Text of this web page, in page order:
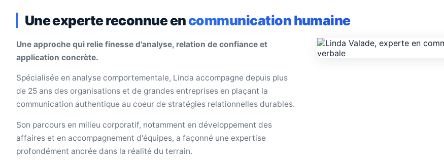
Une experte reconnue encommunication humaine
Une approche qui relie finesse d'analyse, relation de confiance et
application concrète.
Spécialisée en analyse comportementale, Linda accompagne depuis plus
de 25 ans des organisations et de grandes entreprises en plaçant la
communication authentique au coeur de stratégies relationnelles durables.
Son parcours en milieu corporatif, notamment en développement des
affaires et en accompagnement d'équipes, a façonné une expertise
profondément ancrée dans la réalité du terrain.